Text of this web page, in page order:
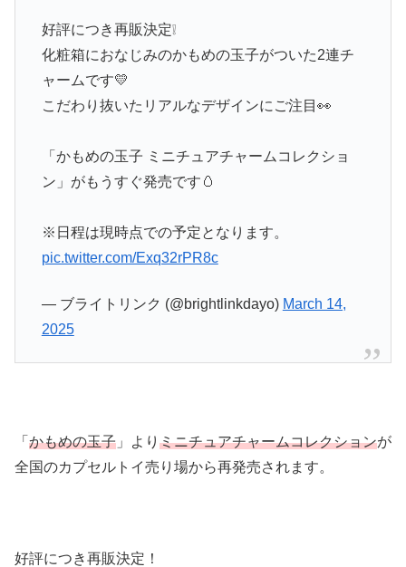
好評につき再販決定❕
化粧箱におなじみのかもめの玉子がついた2連チ
ャームです💛
こだわり抜いたリアルなデザインにご注目👀
「かもめの玉子 ミニチュアチャームコレクショ
ン」がもうすぐ発売です🥚
※日程は現時点での予定となります。
pic.twitter.com/Exq32rPR8c
— ブライトリンク (@brightlinkdayo) March 14,
2025
「 かもめの玉子 」より ミニチュアチャームコレクションが
全国のカプセルトイ売り場から再発売されます。
好評につき再販決定！